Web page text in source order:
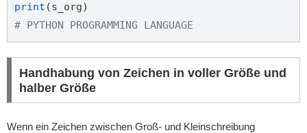
print
# PYTHON PROGRAMMING LANGUAGE
Handhabung von Zeichen in voller Größe und
halber Größe
Wenn ein Zeichen zwischen Groß- und Kleinschreibung